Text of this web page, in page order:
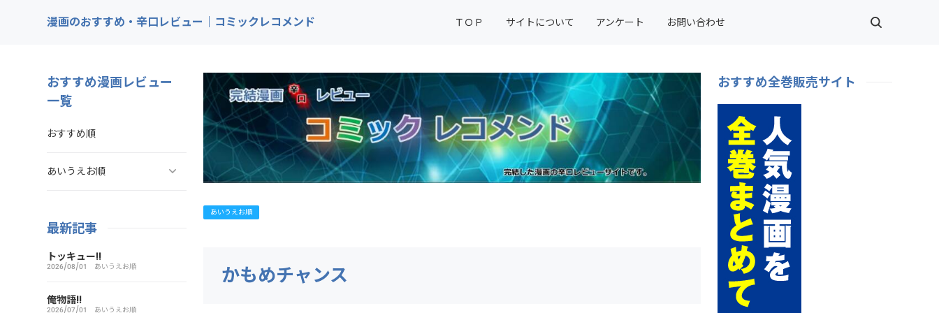
漫画のおすすめ・辛口レビュー｜コミックレコメンド ＴＯＰ サイトについて アンケート お問い合わせ
あいうえお順
かもめチャンス
おすすめ漫画レビュー
一覧
おすすめ順
あいうえお順
最新記事
トッキュー!!
2026/08/01 あいうえお順
俺物語!!
2026/07/01 あいうえお順
おすすめ全巻販売サイト